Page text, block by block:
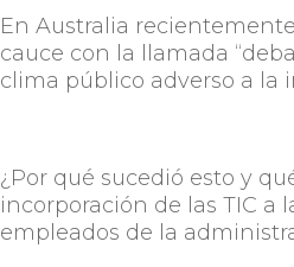
En Australia
cauce con la llamada
clima público adverso a la
¿Por qué sucedió esto y
incorporación de las TIC a
empleados de la